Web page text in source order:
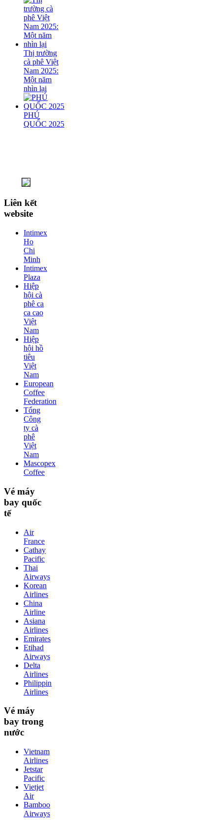
Thị trường
cà phê Việt
Nam 2025:
Một năm
nhìn lại
PHÚ
QUỐC 2025
Liên kết
website
Intimex
Ho
Chi
Minh
Intimex
Plaza
Hiệp
hội cà
phê ca
ca cao
Việt
Nam
Hiệp
hội hồ
tiêu
Việt
Nam
European
Coffee
Federation
Tổng
Công
ty cà
phê
Việt
Nam
Mascopex
Coffee
Vé máy
bay quốc
tế
Air
France
Cathay
Pacific
Thai
Airways
Korean
Airlines
China
Airline
Asiana
Airlines
Emirates
Etihad
Airways
Delta
Airlines
Philippin
Airlines
Vé máy
bay trong
nước
Vietnam
Airlines
Jetstar
Pacific
Vietjet
Air
Bamboo
Airways